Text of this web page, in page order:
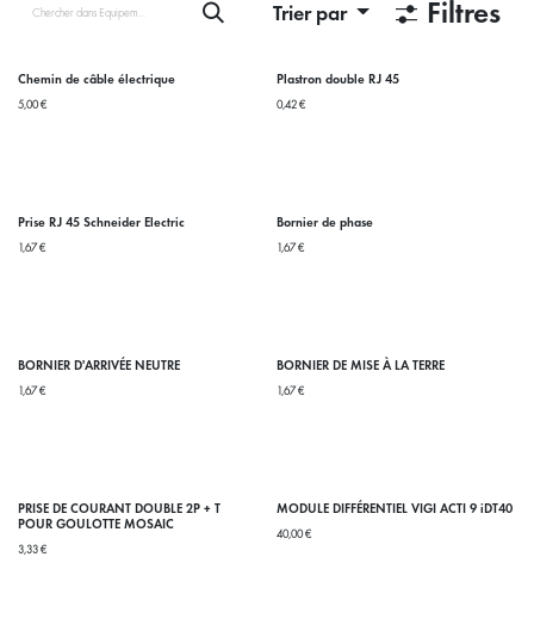
Trier par Filtres
Chemin de câble électrique
5,00€
Plastron double RJ 45
0,42€
Prise RJ 45 Schneider Electric
1,67€
Bornier de phase
1,67€
BORNIER D'ARRIVÉE NEUTRE
1,67€
BORNIER DE MISE À LA TERRE
1,67€
PRISE DE COURANT DOUBLE 2P + T
POUR GOULOTTE MOSAIC
3,33€
MODULE DIFFÉRENTIEL VIGI ACTI 9 iDT40
40,00€